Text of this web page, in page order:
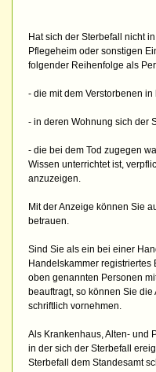
Hat sich der Sterbefall nicht
Pflegeheim oder sonstigen
folgender Reihenfolge als
- die mit dem Verstorbenen
- in deren Wohnung sich der
- die bei dem Tod zugegen
Wissen unterrichtet ist,
anzuzeigen.
Mit der Anzeige können Sie
betrauen.
Sind Sie als ein bei einer
Handelskammer
oben genannten Personen
beauftragt, so können Sie
schriftlich vornehmen.
Als Krankenhaus, Alten- und
in der sich der Sterbefall
Sterbefall dem Standesamt